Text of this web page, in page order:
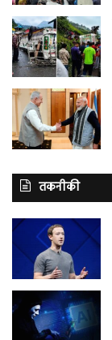
तकनीकी